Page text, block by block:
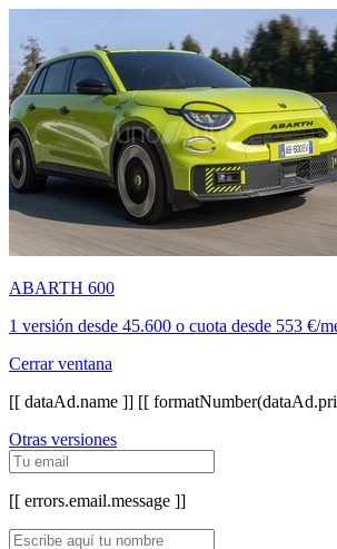
ABARTH 600
1 versión desde 45.600 o cuota desde 553 €/
Cerrar ventana
[[ dataAd.name ]] [[
Otras versiones
[[ errors.email.message ]]